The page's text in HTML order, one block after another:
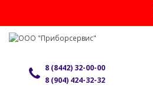
8 (8442) 32-00-00
8 (904) 424-32-32